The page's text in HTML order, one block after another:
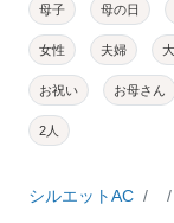
母子 母の日
女性 夫婦
お祝い お母さん
2人
シルエットAC